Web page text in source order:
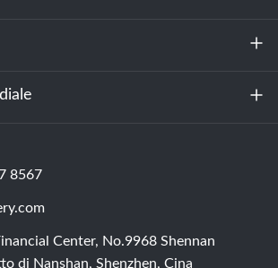
server
8567
Center, No.9968 Shennan
di Nanshan, Shenzhen, Cina